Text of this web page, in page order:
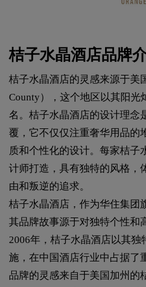
桔子水晶酒店品牌
桔子水晶酒店的灵感来源于美
County），这个地区以其阳光
名。桔子水晶酒店的设计理念
覆，它不仅仅注重奢华用品的
质和个性化的设计。每家桔子
计师打造，具有独特的风格，
由和叛逆的追求。
桔子水晶酒店，作为华住集团
其品牌故事源于对独特个性和
2006年，桔子水晶酒店以其独
施，在中国酒店行业中占据了
品牌的灵感来自于美国加州的